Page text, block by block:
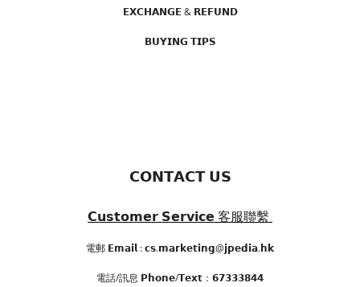
𝗘𝗫𝗖𝗛𝗔𝗡𝗚𝗘 & 𝗥𝗘𝗙𝗨𝗡𝗗
𝗕𝗨𝗬𝗜𝗡𝗚 𝗧𝗜𝗣𝗦
𝗖𝗢𝗡𝗧𝗔𝗖𝗧 𝗨𝗦
𝗖𝘂𝘀𝘁𝗼𝗺𝗲𝗿 𝗦𝗲𝗿𝘃𝗶𝗰𝗲 客服聯繫
電郵 𝗘𝗺𝗮𝗶𝗹 : 𝗰𝘀.𝗺𝗮𝗿𝗸𝗲𝘁𝗶𝗻𝗴@𝗷𝗽𝗲𝗱𝗶𝗮.𝗵𝗸
電話/訊息 𝗣𝗵𝗼𝗻𝗲/𝗧𝗲𝘅𝘁：𝟲𝟳𝟯𝟯𝟯𝟴𝟰𝟰